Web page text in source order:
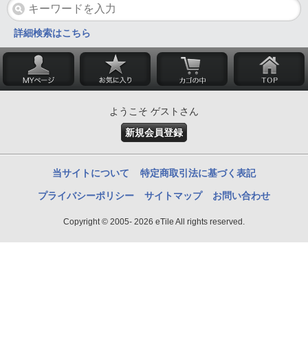
詳細検索はこちら
ようこそ ゲストさん
新規会員登録
当サイトについて 特定商取引法に基づく表記
プライバシーポリシー サイトマップ お問い合わせ
Copyright © 2005- 2026 eTile All rights reserved.